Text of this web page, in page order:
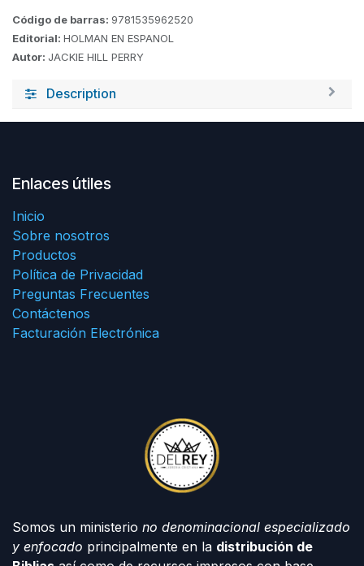
Código de barras: 9781535962520
Editorial: HOLMAN EN ESPANOL
Autor: JACKIE HILL PERRY
Description
Enlaces útiles
Inicio
Sobre nosotros
Productos
Política de Privacidad
Preguntas Frecuentes
Contáctenos
Facturación Electrónica
Somos un ministerio no denominacional especializado
y enfocado principalmente en la distribución de